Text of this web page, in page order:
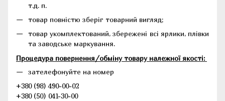
т.д. п.
товар повністю зберіг товарний вигляд;
товар укомплектований, збережені всі ярлики, плівки
та заводське маркування.
Процедура повернення/обміну товару належної якості:
зателефонуйте на номер
+380 (98) 490-00-02
+380 (50) 041-30-00